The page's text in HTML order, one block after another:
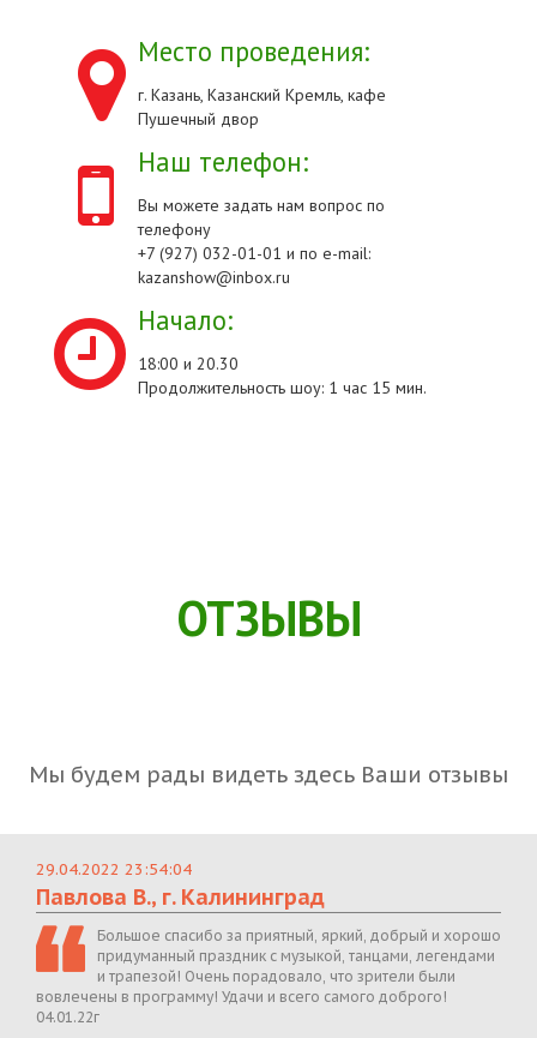
Место проведения:
г. Казань, Казанский Кремль, кафе
Пушечный двор
Наш телефон:
Вы можете задать нам вопрос по
телефону
+7 (927) 032-01-01 и по e-mail:
kazanshow@inbox.ru
Начало:
18:00 и 20.30
Продолжительность шоу: 1 час 15 мин.
ОТЗЫВЫ
Мы будем рады видеть здесь Ваши отзывы
29.04.2022 23:54:04
Павлова В., г. Калининград
Большое спасибо за приятный, яркий, добрый и хорошо
придуманный праздник с музыкой, танцами, легендами
и трапезой! Очень порадовало, что зрители были
вовлечены в программу! Удачи и всего самого доброго!
04.01.22г